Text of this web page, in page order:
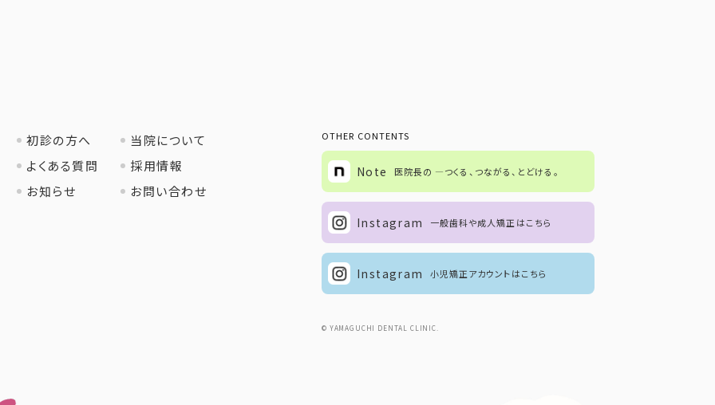
初診の方へ
当院について
よくある質問
採用情報
お知らせ
お問い合わせ
OTHER CONTENTS
Note 医院長の ―つくる、つながる、とどける。
Instagram 一般歯科や成人矯正はこちら
Instagram 小児矯正アカウントはこちら
© YAMAGUCHI DENTAL CLINIC.